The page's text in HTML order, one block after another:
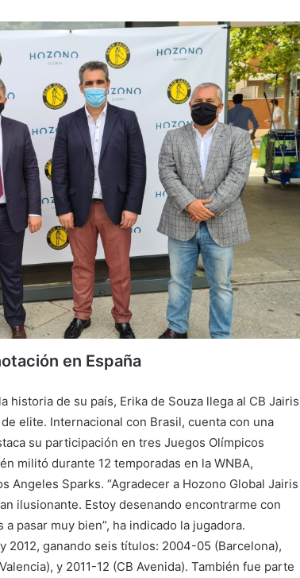
en España
historia de su país, Erika de Souza llega al CB Jairis
elite. Internacional con Brasil, cuenta con una
su participación en tres Juegos Olímpicos
militó durante 12 temporadas en la WNBA,
Angeles Sparks. “Agradecer a Hozono Global Jairis
ilusionante. Estoy desenando encontrarme con
pasar muy bien”, ha indicado la jugadora.
2012, ganando seis títulos: 2004-05 (Barcelona),
y 2011-12 (CB Avenida). También fue parte